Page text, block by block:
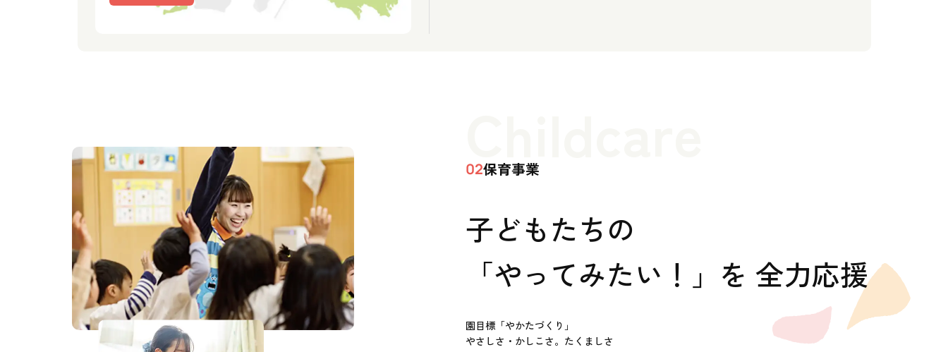
02保育事業
子どもたちの
「やってみたい！」を 全力応援
園目標「やかたづくり」
やさしさ・かしこさ。たくましさ